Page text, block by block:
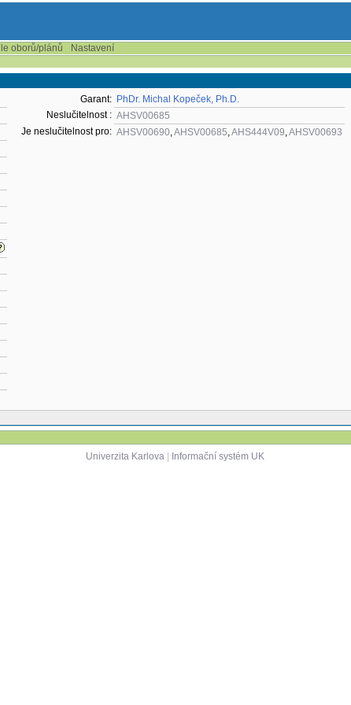
oborů/plánů
Nastavení
Garant: PhDr. Michal Kopeček, Ph.D.
Neslučitelnost : AHSV00685
Je neslučitelnost pro: AHSV00690,AHSV00685,AHS444V09,AHSV00693
Univerzita Karlova| Informační systém UK